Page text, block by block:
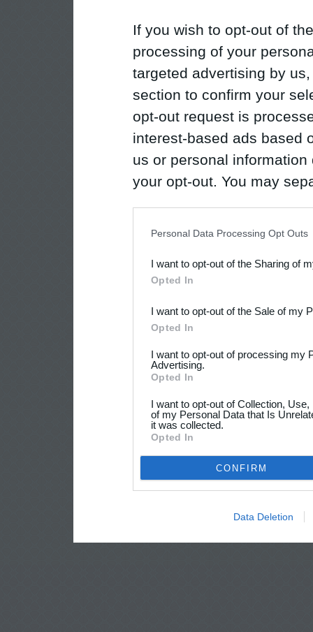
If you wish to opt-out of
processing of your
targeted advertising by
section to confirm your
opt-out request is
interest-based ads based
us or personal
your opt-out. You may
Downstream Participants
third parties.
Personal Data Processing Opt Outs
I want to opt-out of the Sharing of
Opted In
I want to opt-out of the Sale of my
Opted In
I want to opt-out of processing my
Advertising.
Opted In
I want to opt-out of Collection,
of my Personal Data that Is
it was collected.
Opted In
CONFIRM
Data Deletion